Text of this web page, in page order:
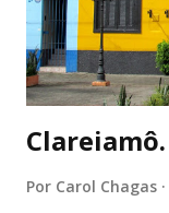
Clareiamô.
Por Carol Chagas